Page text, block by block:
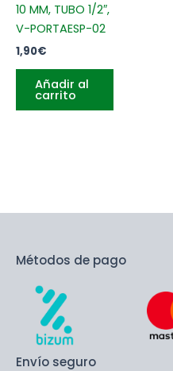
10 MM, TUBO 1/2″,
V-PORTAESP-02
1,90€
Añadir al
carrito
Métodos de pago
Envío seguro